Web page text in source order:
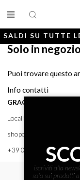
SALDI SU TUTTE
Solo in negozio
Puoi trovare questo
Info contatti
GRACE BTQ
Località Porto, 38 58043
shoponline@gracebtq.com
+39 0564 92 24 24
iscriviti alla
solo sui prodotti